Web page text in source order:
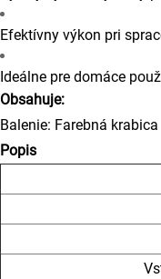
Efektívny výkon pri
Ideálne pre domáce
Obsahuje:
Balenie: Farebná krabica
Popis